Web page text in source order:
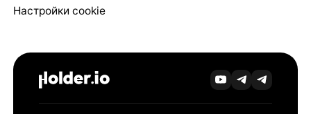
Настройки cookie